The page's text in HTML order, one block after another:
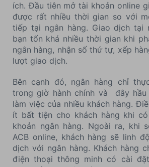
ích. Đầu tiên mở tài khoản online
được rất nhiều thời gian so với
tiếp tại ngân hàng. Giao dịch tại
bạn tốn khá nhiều thời gian khi
ngân hàng, nhận số thứ tự, xếp
lượt giao dịch.
Bên cạnh đó, ngân hàng chỉ
trong giờ hành chính và đây
làm việc của nhiều khách hàng.
ít bất tiện cho khách hàng khi
khoản ngân hàng. Ngoài ra, khi
ACB online, khách hàng sẽ linh
dịch với ngân hàng. Khách hàng
điện thoại thông minh có cài